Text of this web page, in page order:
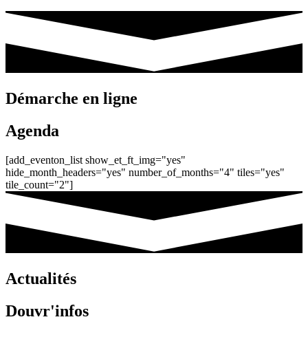
Démarche en ligne
Agenda
[add_eventon_list show_et_ft_img="yes"
hide_month_headers="yes" number_of_months="4" tiles="yes"
tile_count="2"]
Actualités
Douvr'infos